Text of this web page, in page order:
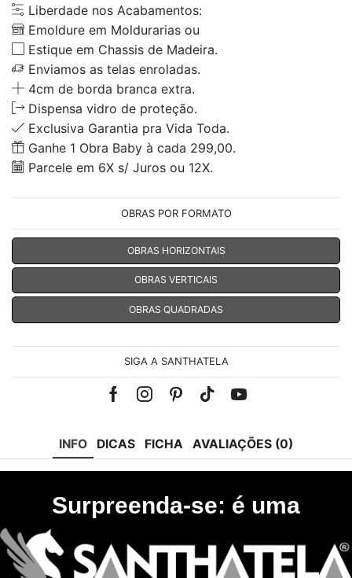
Liberdade nos Acabamentos:
Emoldure em Moldurarias ou
Estique em Chassis de Madeira.
Enviamos as telas enroladas.
4cm de borda branca extra.
Dispensa vidro de proteção.
Exclusiva Garantia pra Vida Toda.
Ganhe 1 Obra Baby à cada 299,00.
Parcele em 6X s/ Juros ou 12X.
OBRAS POR FORMATO
OBRAS HORIZONTAIS
OBRAS VERTICAIS
OBRAS QUADRADAS
SIGA A SANTHATELA
Facebook
Instagram
Pinterest
Tik-Youtube
INFO DICAS FICHA AVALIAÇÕES (0)
Surpreenda-se: é uma